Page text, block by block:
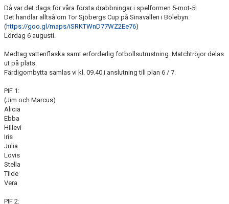
TRUPPEN
BILDGALLERI
DOKUMENT
MEDLEMSKAP
Då var det dags för våra första drabbningar i spelformen 5-mot-5!
Det handlar alltså om Tor Sjöbergs Cup på Sinavallen i Bölebyn.
(https://goo.gl/maps/iSRKTWnD77WZ2Ee76)
Lördag 6 augusti.
Medtag vattenflaska samt erforderlig fotbollsutrustning. Matchtröjor delas
ut på plats.
Färdigombytta samlas vi kl. 09.40 i anslutning till plan 6 / 7.
PIF 1:
(Jim och Marcus)
Alicia
Ebba
Hillevi
Iris
Julia
Lovis
Stella
Tilde
Vera
PIF 2: